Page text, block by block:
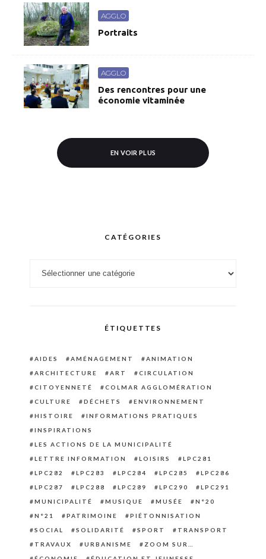
AGGLO
Portraits
AGGLO
Des rencontres pour une
économie vitaminée
EN VOIR PLUS
CATÉGORIES
ÉTIQUETTES
AIDES AMÉNAGEMENT
ANIMATION
ARCHITECTURE
ART
CIRCULATION
CITOYENNETÉ
COLMAR AGGLOMÉRATION
CULTURE
DÉCHETS
ENVIRONNEMENT
HISTOIRE
INFORMATIONS PRATIQUES
INSPIRATIONS
LES ACTIONS DE LA MUNICIPALITÉ
LETTRE INFORMATION
LOISIRS
LPC281
LPC282
LPC283 LPC284 LPC285
LPC286
LPC287
LPC288 LPC289 LPC290
LPC291
MUNICIPALITÉ
MUSIQUE MUSÉE
N°20
N°21
PATRIMOINE
PIÉTONNISATION
SOCIAL
SOLIDARITÉ SPORT
TRANSPORT
TRAVAUX
URBANISME
ZOOM SUR…